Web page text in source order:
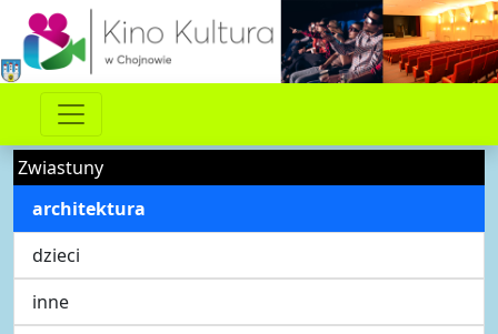
Zwiastuny
architektura
dzieci
inne